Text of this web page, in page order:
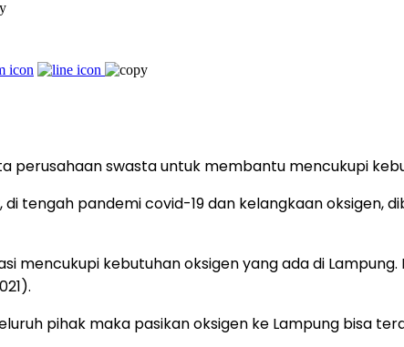
perusahaan swasta untuk membantu mencukupi
di tengah pandemi covid-19 dan kelangkaan
mencukupi kebutuhan oksigen yang ada di
pihak maka pasikan oksigen ke Lampung bisa